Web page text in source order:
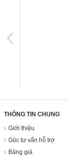
THÔNG TIN CHUNG
Giới thiệu
Góc tư vấn hỗ trợ
Bảng giá